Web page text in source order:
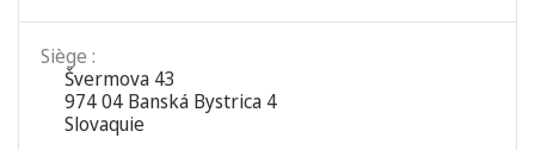
Siège :
Švermova 43
974 04 Banská Bystrica 4
Slovaquie